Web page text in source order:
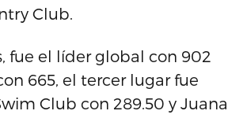
Club.
fue el líder global con 902
665, el tercer lugar fue
Club con 289.50 y Juana